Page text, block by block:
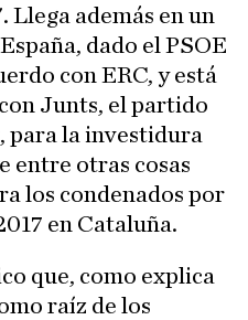
Llega además en un
dado el PSOE
con ERC, y está
Junts, el partido
para la investidura
entre otras cosas
los condenados por
en Cataluña.
que, como explica
raíz de los